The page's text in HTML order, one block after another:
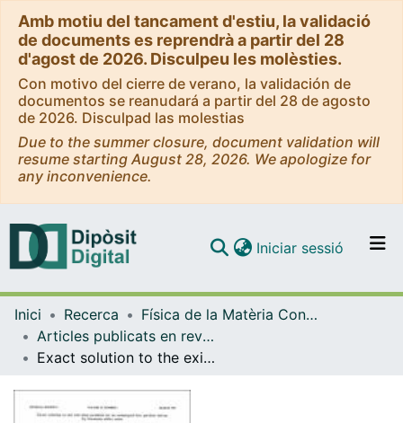
Amb motiu del tancament d'estiu, la validació
de documents es reprendrà a partir del 28
d'agost de 2026. Disculpeu les molèsties.
Con motivo del cierre de verano, la validación de
documentos se reanudará a partir del 28 de agosto
de 2026. Disculpad las molestias
Due to the summer closure, document validation will
resume starting August 28, 2026. We apologize for
any inconvenience.
Navega per tot el DD
Com publicar
Contacte
Iniciar sessió (current)
Inici Recerca
Física de la Matèria Condensada
Articles publicats en revistes (Física de la Matèria Condensada)
Exact solution to the exit-time problem for an undamped free particle driven by Gaussian white noise